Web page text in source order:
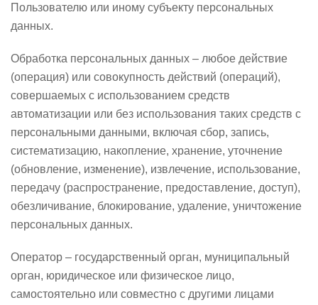
Пользователю или иному субъекту персональных
данных.
Обработка персональных данных – любое действие
(операция) или совокупность действий (операций),
совершаемых с использованием средств
автоматизации или без использования таких средств с
персональными данными, включая сбор, запись,
систематизацию, накопление, хранение, уточнение
(обновление, изменение), извлечение, использование,
передачу (распространение, предоставление, доступ),
обезличивание, блокирование, удаление, уничтожение
персональных данных.
Оператор – государственный орган, муниципальный
орган, юридическое или физическое лицо,
самостоятельно или совместно с другими лицами